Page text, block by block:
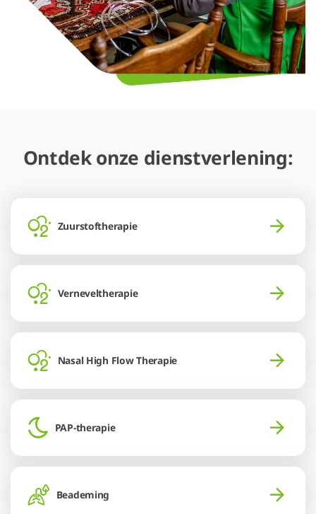
Ontdek onze dienstverlening:
Zuurstoftherapie
Verneveltherapie
Nasal High Flow Therapie
PAP-therapie
Beademing